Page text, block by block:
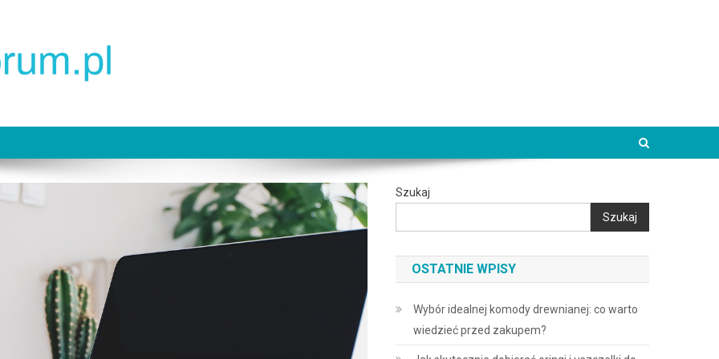
Szukaj
Szukaj
OSTATNIE WPISY
Wybór idealnej komody drewnianej: co warto
wiedzieć przed zakupem?